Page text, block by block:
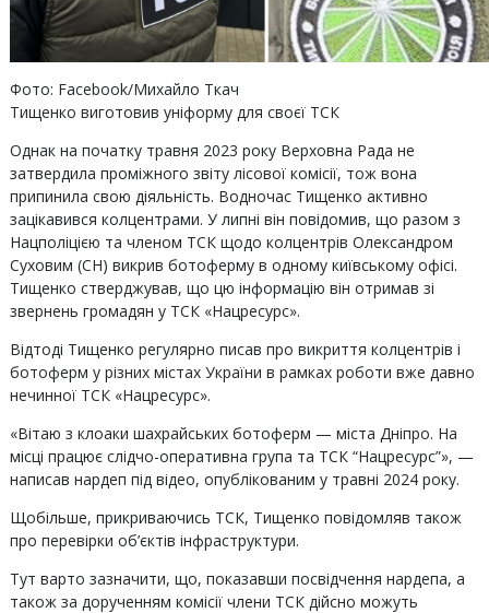
Фото: Facebook/Михайло Ткач
Тищенко виготовив уніформу для своєї ТСК
Однак на початку травня 2023 року Верховна Рада не
затвердила проміжного звіту лісової комісії, тож вона
припинила свою діяльність. Водночас Тищенко активно
зацікавився колцентрами. У липні він повідомив, що разом з
Нацполіцією та членом ТСК щодо колцентрів Олександром
Суховим (СН) викрив ботоферму в одному київському офісі.
Тищенко стверджував, що цю інформацію він отримав зі
звернень громадян у ТСК «Нацресурс».
Відтоді Тищенко регулярно писав про викриття колцентрів і
ботоферм у різних містах України в рамках роботи вже давно
нечинної ТСК «Нацресурс».
«Вітаю з клоаки шахрайських ботоферм — міста Дніпро. На
місці працює слідчо-оперативна група та ТСК “Нацресурс”», —
написав нардеп під відео, опублікованим у травні 2024 року.
Щобільше, прикриваючись ТСК, Тищенко повідомляв також
про перевірки об’єктів інфраструктури.
Тут варто зазначити, що, показавши посвідчення нардепа, а
також за дорученням комісії члени ТСК дійсно можуть